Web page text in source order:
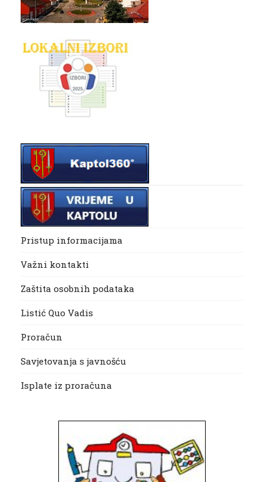
Pristup informacijama
Važni kontakti
Zaštita osobnih podataka
Listić Quo Vadis
Proračun
Savjetovanja s javnošću
Isplate iz proračuna